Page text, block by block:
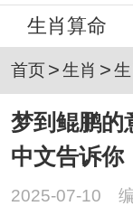
生肖算命
首页>生肖 >
梦到鲲鹏的
中文告诉你
2025-07-10